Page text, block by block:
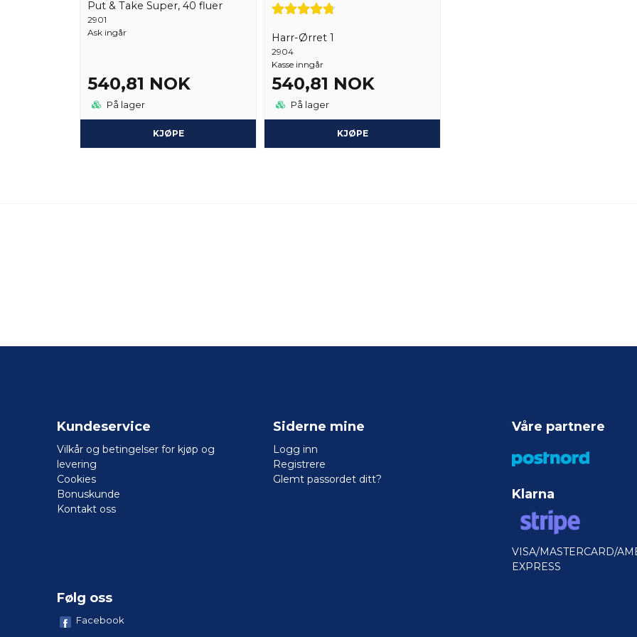
Put & Take Super, 40 fluer
2901
Ask ingår
540,81 NOK
På lager
KJØPE
Harr-Ørret 1
2904
Kasse inngår
540,81 NOK
På lager
KJØPE
Kundeservice
Vilkår og betingelser for kjøp og
levering
Cookies
Bonuskunde
Kontakt oss
Siderne mine
Logg inn
Registrere
Glemt passordet ditt?
Våre partnere
Klarna
VISA/MASTERCARD/
EXPRESS
Følg oss
Facebook